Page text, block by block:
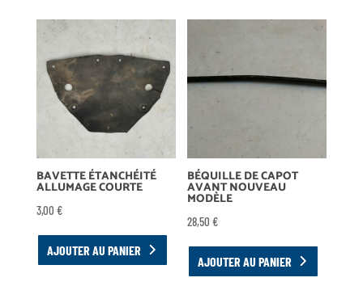
BAVETTE ÉTANCHÉITÉ
ALLUMAGE COURTE
3,00 €
AJOUTER AU PANIER
BÉQUILLE DE CAPOT
AVANT NOUVEAU
MODÈLE
28,50€
AJOUTER AU PANIER